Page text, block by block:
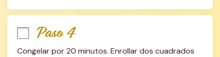
Paso 4
Congelar por 20 minutos. Enrollar dos cuadrados